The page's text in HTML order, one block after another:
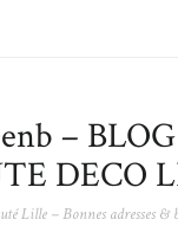
–
DECO
Lille – Bonnes adresses &